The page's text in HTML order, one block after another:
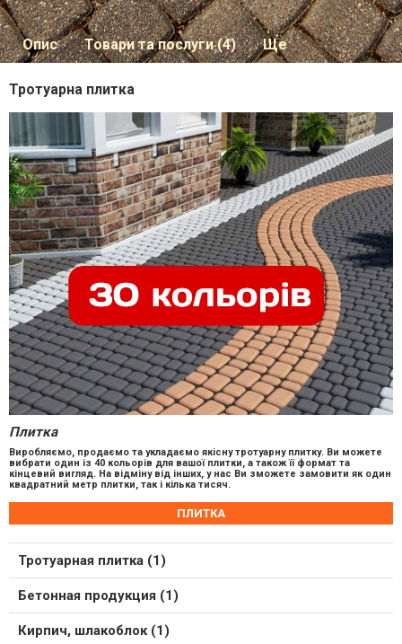
Опис Товари та послуги (4) Ще
Тротуарна плитка
Плитка
Виробляємо, продаємо та укладаємо якісну тротуарну плитку. Ви можете
вибрати один із 40 кольорів для вашої плитки, а також її формат та
кінцевий вигляд. На відміну від інших, у нас Ви зможете замовити як один
квадратний метр плитки, так і кілька тисяч.
ПЛИТКА
Тротуарная плитка (1)
Бетонная продукция (1)
Кирпич, шлакоблок (1)